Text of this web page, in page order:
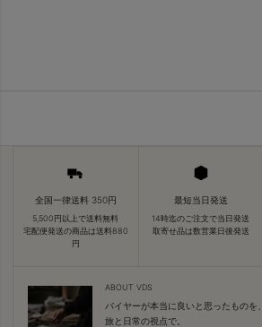
全国一律送料 350円
5,500円以上で送料無料
宅配便発送の商品は送料880
円
最短当日発送
14時迄のご注文で当日発送
取寄せ品は数営業日後発送
ABOUT VDS
バイヤーが本当に良いと思ったものを、
旅と日常の視点で。